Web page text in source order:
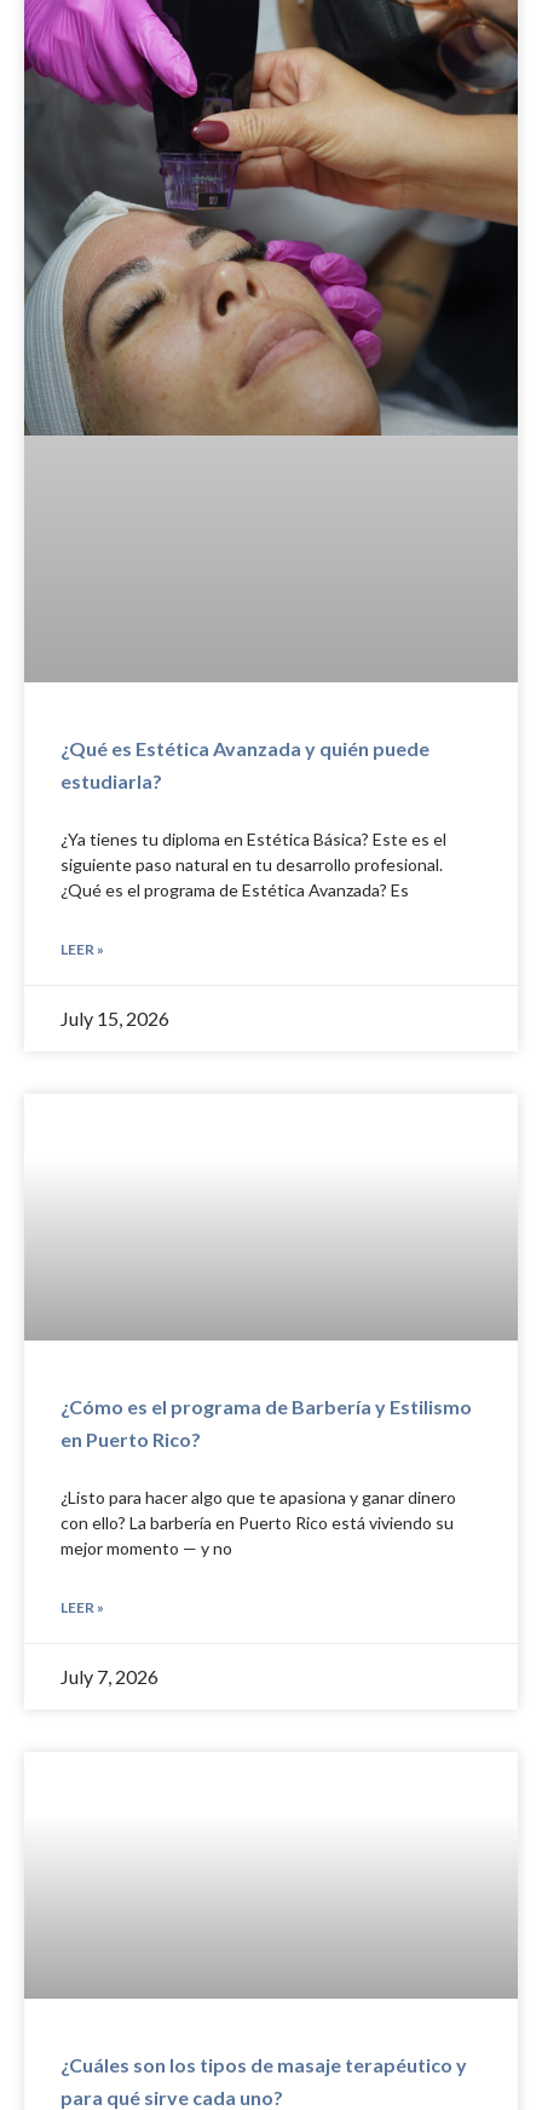
¿Qué es Estética Avanzada y quién puede
estudiarla?
¿Ya tienes tu diploma en Estética Básica? Este es el
siguiente paso natural en tu desarrollo profesional.
¿Qué es el programa de Estética Avanzada? Es
LEER »
July 15, 2026
¿Cómo es el programa de Barbería y Estilismo
en Puerto Rico?
¿Listo para hacer algo que te apasiona y ganar dinero
con ello? La barbería en Puerto Rico está viviendo su
mejor momento — y no
LEER »
July 7, 2026
¿Cuáles son los tipos de masaje terapéutico y
para qué sirve cada uno?